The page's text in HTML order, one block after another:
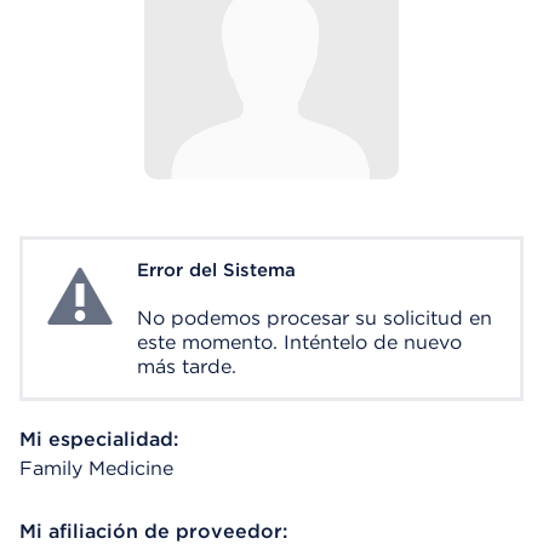
System ErrorError del Sistema
No podemos procesar su solicitud en
este momento. Inténtelo de nuevo
más tarde.
Mi especialidad:
Family Medicine
Mi afiliación de proveedor: